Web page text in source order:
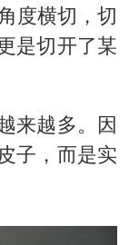
度横切，切
是切开了某
来越多。因
子，而是实